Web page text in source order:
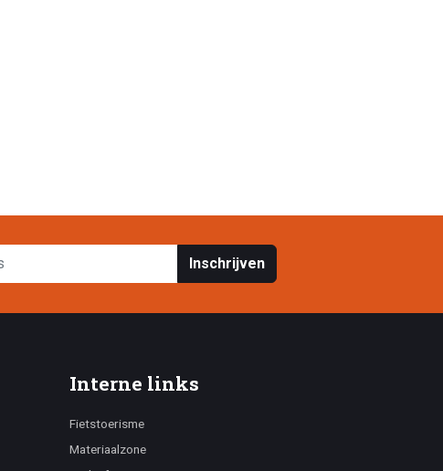
Inschrijven
Interne links
Fietstoerisme
Materiaalzone